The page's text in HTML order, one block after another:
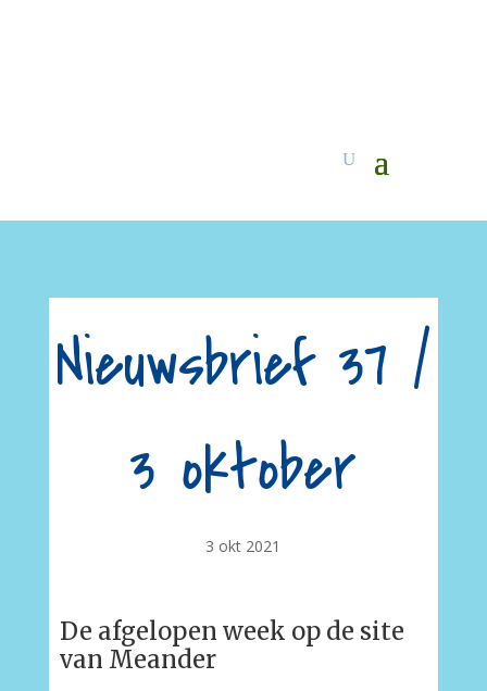
Nieuwsbrief 37 /
3 oktober
3 okt 2021
De afgelopen week op de site
van Meander